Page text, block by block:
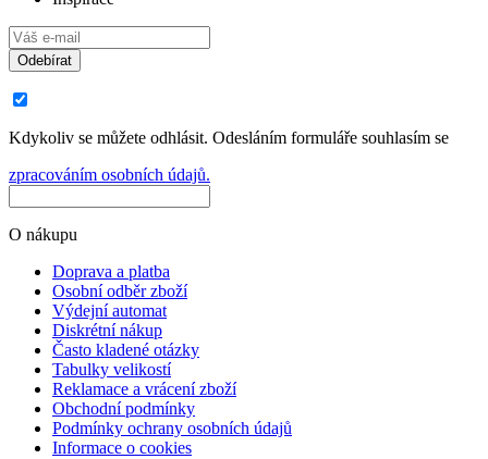
Odebírat
Kdykoliv se můžete odhlásit. Odesláním formuláře souhlasím se
zpracováním osobních údajů.
O nákupu
Doprava a platba
Osobní odběr zboží
Výdejní automat
Diskrétní nákup
Často kladené otázky
Tabulky velikostí
Reklamace a vrácení zboží
Obchodní podmínky
Podmínky ochrany osobních údajů
Informace o cookies